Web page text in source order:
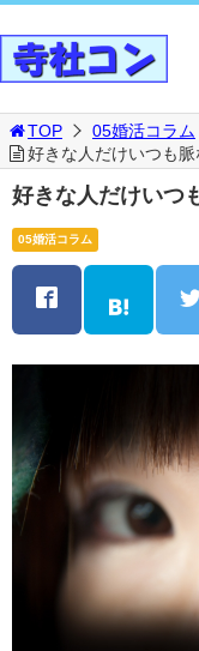
TOP
05婚活コラム
好きな人だけいつも
好きな人だけいつ
05婚活コラム